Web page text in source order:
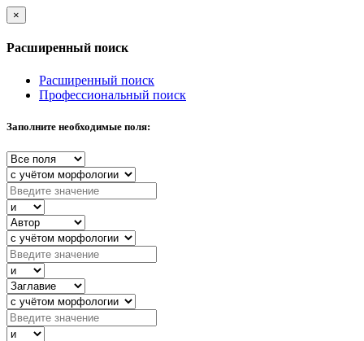
×
Расширенный поиск
Расширенный поиск
Профессиональный поиск
Заполните необходимые поля: